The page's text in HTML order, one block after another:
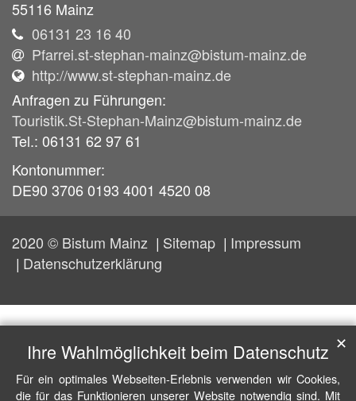
55116 Mainz
06131 23 16 40
Pfarrei.st-stephan-mainz@bistum-mainz.de
http://www.st-stephan-mainz.de
Anfragen zu Führungen:
Touristik.St-Stephan-Mainz@bistum-mainz.de
Tel.: 06131 62 97 61
Kontonummer:
DE90 3706 0193 4001 4520 08
2020 © Bistum Mainz Sitemap
Impressum
Datenschutzerklärung
Ihre Wahlmöglichkeit beim Datenschutz
Für ein optimales Webseiten-Erlebnis verwenden wir Cookies,
die für das Funktionieren unserer Website notwendig sind. Mit
✕